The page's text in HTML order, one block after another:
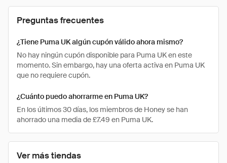
Ver más tiendas
Preguntas frecuentes
¿Tiene Puma UK algún cupón válido ahora mismo?
No hay ningún cupón disponible para Puma UK en este
momento. Sin embargo, hay una oferta activa en Puma UK
que no requiere cupón.
¿Cuánto puedo ahorrarme en Puma UK?
En los últimos 30 días, los miembros de Honey se han
ahorrado una media de £7.49 en Puma UK.